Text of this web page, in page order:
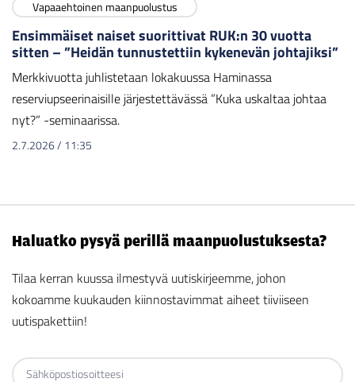
Vapaaehtoinen maanpuolustus
Ensimmäiset naiset suorittivat RUK:n 30 vuotta
sitten – ”Heidän tunnustettiin kykenevän johtajiksi”
Merkkivuotta juhlistetaan lokakuussa Haminassa
reserviupseerinaisille järjestettävässä ”Kuka uskaltaa johtaa
nyt?” -seminaarissa.
2.7.2026/ 11:35
Haluatko pysyä perillä maanpuolustuksesta?
Tilaa kerran kuussa ilmestyvä uutiskirjeemme, johon
kokoamme kuukauden kiinnostavimmat aiheet tiiviiseen
uutispakettiin!